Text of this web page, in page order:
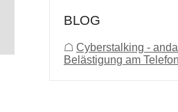
BLOG
☖ Cyberstalking -
Belästigung am Telefon